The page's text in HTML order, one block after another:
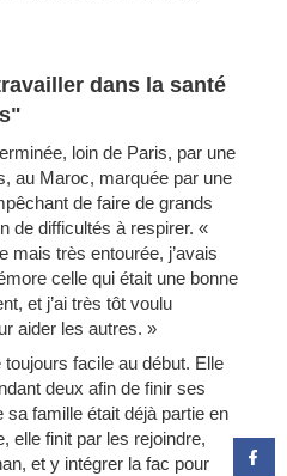
dans la santé
loin de Paris, par une
au Maroc, marquée par une
de faire de grands
de difficultés à respirer. «
mais très entourée, j’avais
celle qui était une bonne
et j’ai très tôt voulu
aider les autres. »
toujours facile au début. Elle
deux afin de finir ses
famille était déjà partie en
elle finit par les rejoindre,
et y intégrer la fac pour